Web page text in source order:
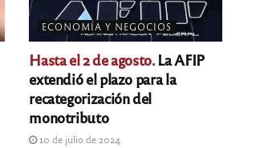
ECONOMÍA Y NEGOCIOS
Hasta el 2 de agosto.La AFIP
extendió el plazo para la
recategorización del
monotributo
10 de julio de 2024